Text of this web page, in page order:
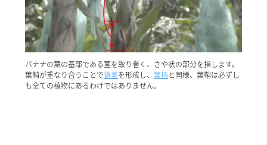
バナナの葉の基部である茎を取り巻く、さや状の部分を指します。
葉鞘が重なり合うことで偽茎を形成し、葉柄と同様、葉鞘は必ずし
も全ての植物にあるわけではありません。